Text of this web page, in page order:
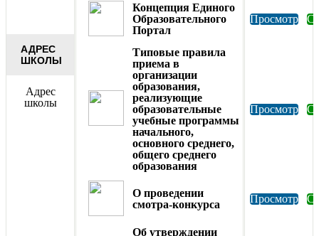
АДРЕС
ШКОЛЫ
Адрес
школы
Концепция Единого
Образовательного
Портал
Просмотр
Типовые правила
приема в
организации
образования,
реализующие
образовательные
учебные программы
начального,
основного среднего,
общего среднего
образования
Просмотр
О проведении
смотра-конкурса
Просмотр
Об утверждении